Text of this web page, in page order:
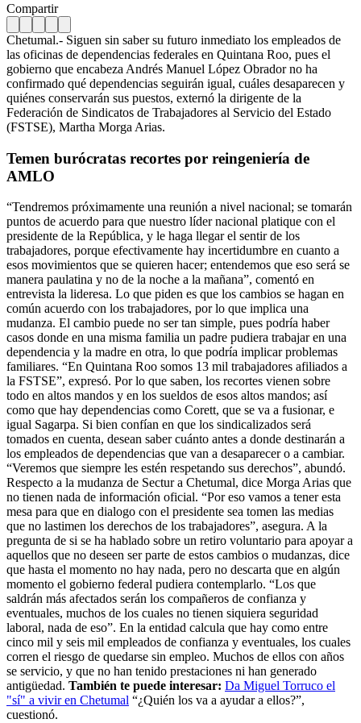
Compartir
Chetumal.- Siguen sin saber su futuro inmediato los empleados de
las oficinas de dependencias federales en Quintana Roo, pues el
gobierno que encabeza Andrés Manuel López Obrador no ha
confirmado qué dependencias seguirán igual, cuáles desaparecen y
quiénes conservarán sus puestos, externó la dirigente de la
Federación de Sindicatos de Trabajadores al Servicio del Estado
(FSTSE), Martha Morga Arias.
Temen burócratas recortes por reingeniería de
AMLO
“Tendremos próximamente una reunión a nivel nacional; se tomarán
puntos de acuerdo para que nuestro líder nacional platique con el
presidente de la República, y le haga llegar el sentir de los
trabajadores, porque efectivamente hay incertidumbre en cuanto a
esos movimientos que se quieren hacer; entendemos que eso será se
manera paulatina y no de la noche a la mañana”, comentó en
entrevista la lideresa. Lo que piden es que los cambios se hagan en
común acuerdo con los trabajadores, por lo que implica una
mudanza. El cambio puede no ser tan simple, pues podría haber
casos donde en una misma familia un padre pudiera trabajar en una
dependencia y la madre en otra, lo que podría implicar problemas
familiares. “En Quintana Roo somos 13 mil trabajadores afiliados a
la FSTSE”, expresó. Por lo que saben, los recortes vienen sobre
todo en altos mandos y en los sueldos de esos altos mandos; así
como que hay dependencias como Corett, que se va a fusionar, e
igual Sagarpa. Si bien confían en que los sindicalizados será
tomados en cuenta, desean saber cuánto antes a donde destinarán a
los empleados de dependencias que van a desaparecer o a cambiar.
“Veremos que siempre les estén respetando sus derechos”, abundó.
Respecto a la mudanza de Sectur a Chetumal, dice Morga Arias que
no tienen nada de información oficial. “Por eso vamos a tener esta
mesa para que en dialogo con el presidente sea tomen las medias
que no lastimen los derechos de los trabajadores”, asegura. A la
pregunta de si se ha hablado sobre un retiro voluntario para apoyar a
aquellos que no deseen ser parte de estos cambios o mudanzas, dice
que hasta el momento no hay nada, pero no descarta que en algún
momento el gobierno federal pudiera contemplarlo. “Los que
saldrán más afectados serán los compañeros de confianza y
eventuales, muchos de los cuales no tienen siquiera seguridad
laboral, nada de eso”. En la entidad calcula que hay como entre
cinco mil y seis mil empleados de confianza y eventuales, los cuales
corren el riesgo de quedarse sin empleo. Muchos de ellos con años
se servicio, y que no han tenido prestaciones ni han generado
antigüedad. También te puede interesar: Da Miguel Torruco el
"sí" a vivir en Chetumal “¿Quién los va a ayudar a ellos?”,
cuestionó.